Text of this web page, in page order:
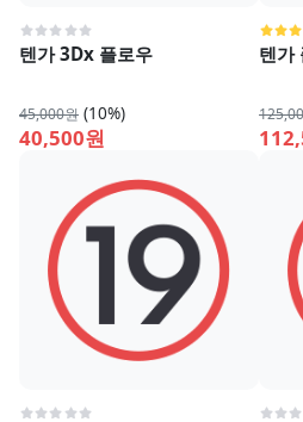
텐가 3Dx 플로우
45,000원 (10%)
40,500원
텐가